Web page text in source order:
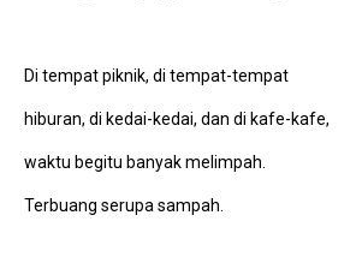
Di tempat piknik, di tempat-tempat
hiburan, di kedai-kedai, dan di kafe-kafe,
waktu begitu banyak melimpah.
Terbuang serupa sampah.